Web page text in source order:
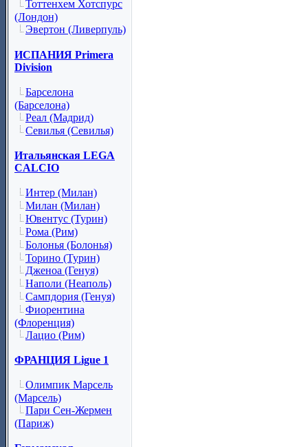
Тоттенхем Хотспурс
(Лондон)
Эвертон (Ливерпуль)
ИСПАНИЯ Primera
Division
Барселона
(Барселона)
Реал (Мадрид)
Севилья (Севилья)
Итальянская LEGA
CALCIO
Интер (Милан)
Милан (Милан)
Ювентус (Турин)
Рома (Рим)
Болонья (Болонья)
Торино (Турин)
Дженоа (Генуя)
Наполи (Неаполь)
Сампдория (Генуя)
Фиорентина
(Флоренция)
Лацио (Рим)
ФРАНЦИЯ Ligue 1
Олимпик Марсель
(Марсель)
Пари Сен-Жермен
(Париж)